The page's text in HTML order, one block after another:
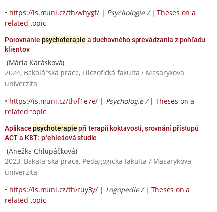
• https://is.muni.cz/th/whygf/ | Psychologie / | Theses on a
related topic
Porovnanie psychoterapie a duchovného sprevádzania z pohľadu
klientov
(Mária Karásková)
2024, Bakalářská práce, Filozofická fakulta / Masarykova
univerzita
• https://is.muni.cz/th/f1e7e/ | Psychologie / | Theses on a
related topic
Aplikace psychoterapie při terapii koktavosti, srovnání přístupů
ACT a KBT: přehledová studie
(Anežka Chlupáčková)
2023, Bakalářská práce, Pedagogická fakulta / Masarykova
univerzita
• https://is.muni.cz/th/ruy3y/ | Logopedie / | Theses on a
related topic